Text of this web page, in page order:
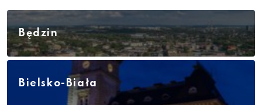
Będzin
Bielsko-Biała